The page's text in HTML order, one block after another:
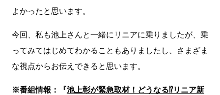
よかったと思います。
今回、私も池上さんと一緒にリニアに乗りましたが、乗
ってみてはじめてわかることもありましたし、さまざま
な視点からお伝えできると思います。
※番組情報：『池上彰が緊急取材！どうなる⁉リニア新